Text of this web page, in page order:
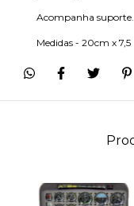
Acompanha suporte.
Medidas - 20cm x 7,5